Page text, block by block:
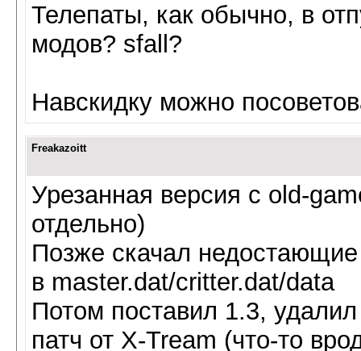
Телепаты, как обычно, в
модов? sfall?
Навскидку можно
Freakazoitt
Урезанная версия с old-
отдельно)
Позже скачал
в master.dat/critter.dat/data
Потом поставил 1.3,
патч от X-Tream (что-то